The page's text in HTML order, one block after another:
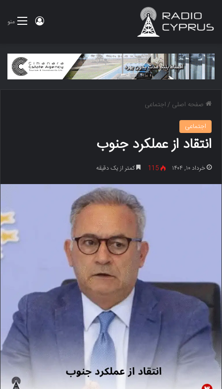
منو ورود
صفحه اصلی /اجتماعی
اجتماعی
انتقاد از عملکرد جنوب
خرداد ۱۰, ۱۴۰۴ 115 کمتر از یک دقیقه